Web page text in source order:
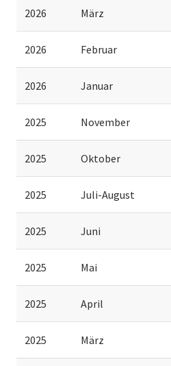
2026 März
2026 Februar
2026 Januar
2025 November
2025 Oktober
2025 Juli-August
2025 Juni
2025 Mai
2025 April
2025 März